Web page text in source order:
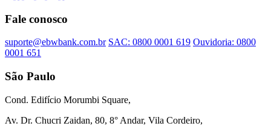
Fale conosco
suporte@ebwbank.com.br SAC: 0800 0001 619 Ouvidoria: 0800
0001 651
São Paulo
Cond. Edifício Morumbi Square,
Av. Dr. Chucri Zaidan, 80, 8° Andar, Vila Cordeiro,